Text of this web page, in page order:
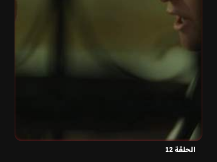
الحلقة 12